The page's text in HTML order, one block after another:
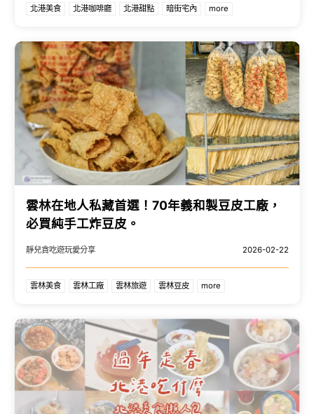
北港美食 北港咖啡廳 北港甜點 暗街宅內 more
雲林在地人私藏首選！70年義和製豆皮工廠，
必買純手工炸豆皮。
靜兒貪吃遊玩愛分享 2026-02-22
雲林美食 雲林工廠 雲林旅遊 雲林豆皮 more